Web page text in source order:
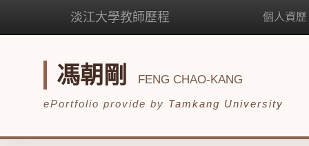
淡江大學教師歷程 個人資歷
馮朝剛 FENG CHAO-KANG
ePortfolio provide by Tamkang University